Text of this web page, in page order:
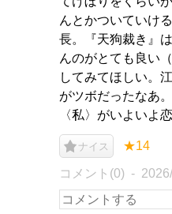
んとかついていけ
長。『天狗裁き』
んのがとても良い
してみてほしい。
がツボだったなあ
〈私〉がいよいよ
ナイス ★14
コメント(0)